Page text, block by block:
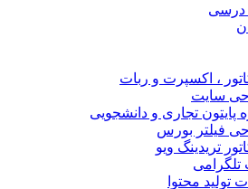
درسی
، اکسپرت و ربات
سایت
تجاری و دانشجویی
فیلتر بورس
تریدینگ ویو
تولید محتوا